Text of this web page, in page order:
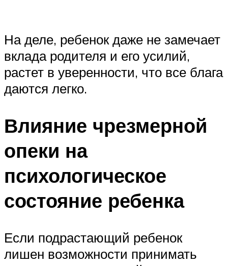
На деле, ребенок даже не замечает
вклада родителя и его усилий,
растет в уверенности, что все блага
даются легко.
Влияние чрезмерной
опеки на
психологическое
состояние ребенка
Если подрастающий ребенок
лишен возможности принимать